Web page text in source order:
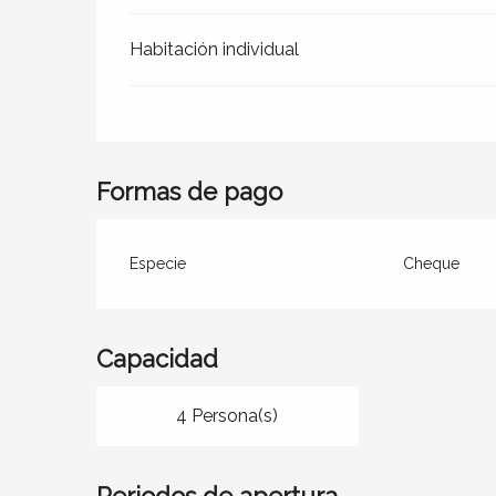
Habitación individual
Formas de pago
Especie Cheque
Capacidad
4 Persona(s)